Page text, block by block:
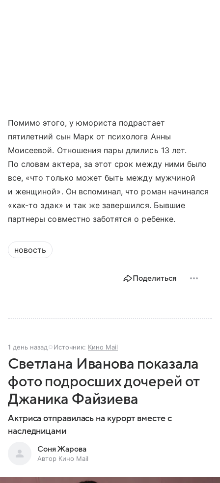
Помимо этого, у юмориста подрастает
пятилетний сын Марк от психолога Анны
Моисеевой. Отношения пары длились 13 лет.
По словам актера, за этот срок между ними было
все, «что только может быть между мужчиной
и женщиной». Он вспоминал, что роман начинался
«как-то эдак» и так же завершился. Бывшие
партнеры совместно заботятся о ребенке.
новость
Поделиться
1 день назад Источник: Кино Mail
Светлана Иванова показала
фото подросших дочерей от
Джаника Файзиева
Актриса отправилась на курорт вместе с
наследницами
Соня Жарова
Автор Кино Mail